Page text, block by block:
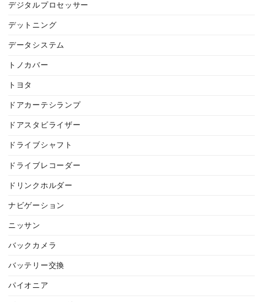
デジタルプロセッサー
デットニング
データシステム
トノカバー
トヨタ
ドアカーテシランプ
ドアスタビライザー
ドライブシャフト
ドライブレコーダー
ドリンクホルダー
ナビゲーション
ニッサン
バックカメラ
バッテリー交換
パイオニア